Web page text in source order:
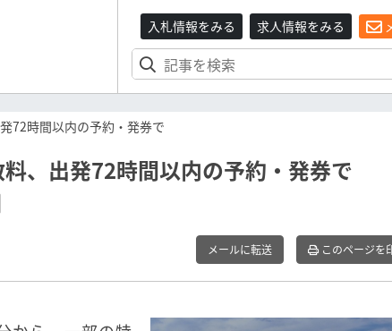
入札情報をみる 求人情報をみる
72時間以内の予約・発券で
、出発72時間以内の予約・発券で
メールに転送 このページを